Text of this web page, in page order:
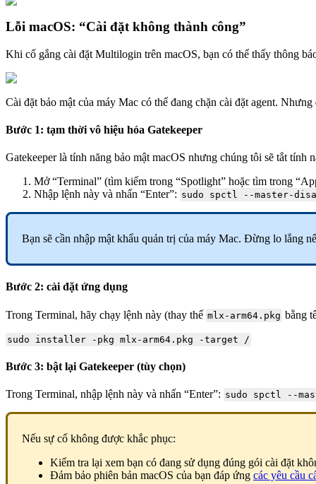
Lỗi macOS: “Cài đặt không thành công”
Khi cố gắng cài đặt Multilogin trên macOS, bạn có thể thấy thông
Cài đặt bảo mật của máy Mac có thể đang chặn cài đặt agent.
Bước 1: tạm thời vô hiệu hóa Gatekeeper
Gatekeeper là tính năng bảo mật macOS nhưng chúng tôi sẽ tắt tính
Mở “Terminal” (tìm kiếm trong “Spotlight” hoặc tìm trong
Nhập lệnh này và nhấn “Enter”: sudo spctl --master-
Bạn sẽ cần nhập mật khẩu quản trị của máy Mac. Đừng lo lắng
Bước 2: cài đặt ứng dụng
Trong Terminal, hãy chạy lệnh này (thay thế mlx-arm64.pkg bằng
sudo installer -pkg mlx-arm64.pkg -target /
Bước 3: bật lại Gatekeeper (tùy chọn)
Trong Terminal, nhập lệnh này và nhấn “Enter”: sudo spctl --
Nếu sự cố không được khắc phục:
Kiểm tra lại xem bạn có đang sử dụng đúng gói cài đặt
Đảm bảo phiên bản macOS của bạn đáp ứng các yêu cầu